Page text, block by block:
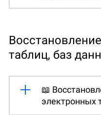
таблиц, баз
📖
электронных